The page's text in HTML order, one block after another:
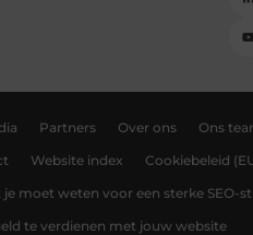
Partners Over ons Ons
Website index Cookiebeleid
moet weten voor een sterke SEO-
te verdienen met jouw website